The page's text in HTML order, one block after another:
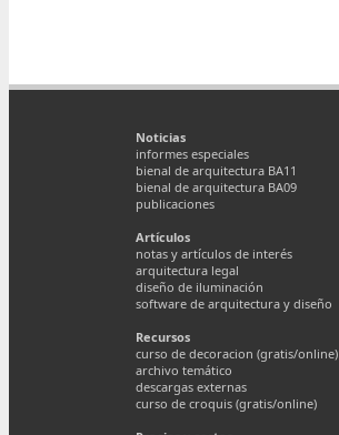
Noticias
informes especiales
bienal de arquitectura BA11
bienal de arquitectura BA09
publicaciones
Artículos
notas y artículos de interés
arquitectura legal
diseño de iluminación
software de arquitectura y diseño
Recursos
curso de decoracion (gratis/online)
archivo temático
descargas externas
curso de croquis (gratis/online)